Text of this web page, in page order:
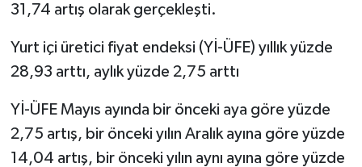
31,74 artış olarak gerçekleşti.
Yurt içi üretici fiyat endeksi (Yİ-ÜFE) yıllık yüzde
28,93 arttı, aylık yüzde 2,75 arttı
Yİ-ÜFE Mayıs ayında bir önceki aya göre yüzde
2,75 artış, bir önceki yılın Aralık ayına göre yüzde
14,04 artış, bir önceki yılın aynı ayına göre yüzde